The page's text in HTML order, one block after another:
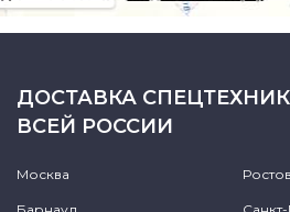
ДОСТАВКА
ВСЕЙ РОССИИ
Москва
Барнаул